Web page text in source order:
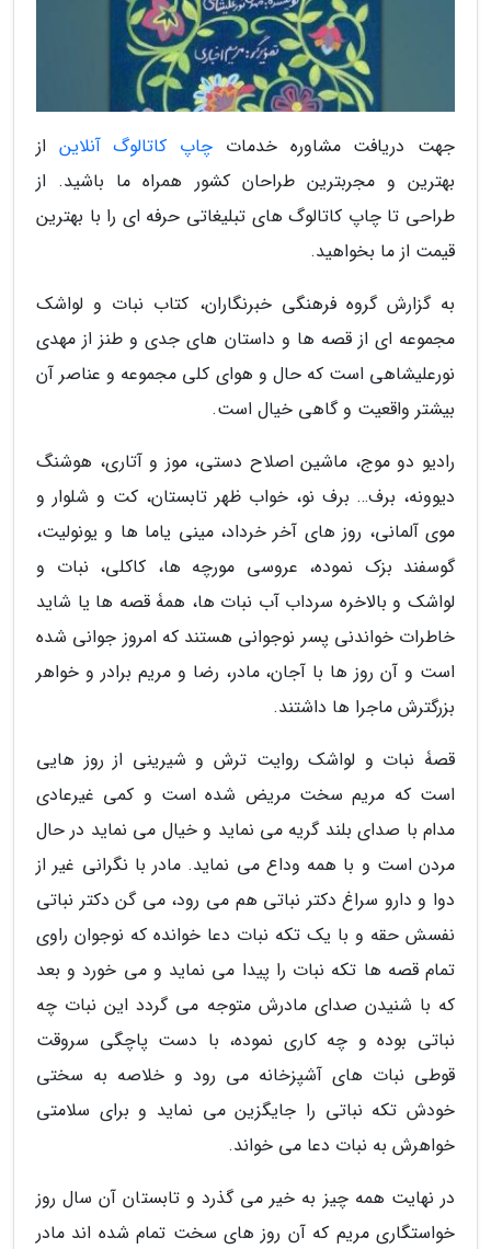
جهت دریافت مشاوره خدمات چاپ کاتالوگ آنلاین از
بهترین و مجربترین طراحان کشور همراه ما باشید. از
طراحی تا چاپ کاتالوگ های تبلیغاتی حرفه ای را با بهترین
قیمت از ما بخواهید.
به گزارش گروه فرهنگی خبرنگاران، کتاب نبات و لواشک
مجموعه ای از قصه ها و داستان های جدی و طنز از مهدی
نورعلیشاهی است که حال و هوای کلی مجموعه و عناصر آن
بیشتر واقعیت و گاهی خیال است.
رادیو دو موج، ماشین اصلاح دستی، موز و آتاری، هوشنگ
دیوونه، برف… برف نو، خواب ظهر تابستان، کت و شلوار و
موی آلمانی، روز های آخر خرداد، مینی یاما ها و یونولیت،
گوسفند بزک نموده، عروسی مورچه ها، کاکلی، نبات و
لواشک و بالاخره سرداب آب نبات ها، همۀ قصه ها یا شاید
خاطرات خواندنی پسر نوجوانی هستند که امروز جوانی شده
است و آن روز ها با آجان، مادر، رضا و مریم برادر و خواهر
بزرگترش ماجرا ها داشتند.
قصۀ نبات و لواشک روایت ترش و شیرینی از روز هایی
است که مریم سخت مریض شده است و کمی غیرعادی
مدام با صدای بلند گریه می نماید و خیال می نماید در حال
مردن است و با همه وداع می نماید. مادر با نگرانی غیر از
دوا و دارو سراغ دکتر نباتی هم می رود، می گن دکتر نباتی
نفسش حقه و با یک تکه نبات دعا خوانده که نوجوان راوی
تمام قصه ها تکه نبات را پیدا می نماید و می خورد و بعد
که با شنیدن صدای مادرش متوجه می گردد این نبات چه
نباتی بوده و چه کاری نموده، با دست پاچگی سروقت
قوطی نبات های آشپزخانه می رود و خلاصه به سختی
خودش تکه نباتی را جایگزین می نماید و برای سلامتی
خواهرش به نبات دعا می خواند.
در نهایت همه چیز به خیر می گذرد و تابستان آن سال روز
خواستگاری مریم که آن روز های سخت تمام شده اند مادر